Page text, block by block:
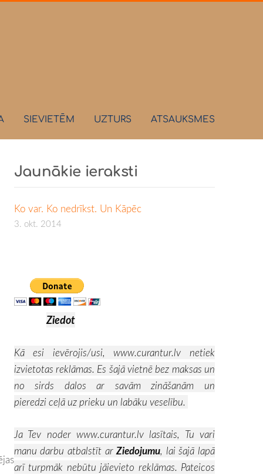
SIEVIETĒM UZTURS ATSAUKSMES
Jaunākie ieraksti
Ko var. Ko nedrīkst. Un Kāpēc
3. okt. 2014
Ziedot
Kā esi ievērojis/usi, www.curantur.lv
netiek
izvietotas reklāmas. Es šajā vietnē bez maksas un
no sirds dalos ar savām zināšanām un
pieredzi ceļā uz prieku un labāku veselību.
Ja Tev noder www.curantur.lvlasītais, Tu vari
manu darbu atbalstīt ar Ziedojumu, lai šajā lapā
arī turpmāk nebūtu jāievieto reklāmas. Pateicos